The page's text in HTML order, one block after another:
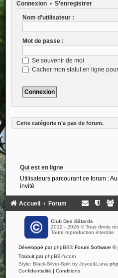
Connexion• S’enregistrer
Nom d’utilisateur :
Mot de passe :
Se souvenir de moi
Cacher mon statut en ligne
Cette catégorie n’a pas de forum.
Qui est en ligne
Utilisateurs parcourant ce forum :
invité
Accueil Forum
Club Des Bâtards
2012 - 2026 © Tous droits
Toute reproduction interdite
Développé parphpBB® Forum Software ©
Traduit parphpBB-fr.com
Style: Black-Silver-Split by Joyce&Luna
Confidentialité | Conditions